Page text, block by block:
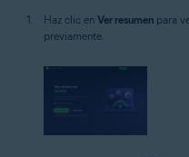
Haz clic en Ver resumen para
previamente.